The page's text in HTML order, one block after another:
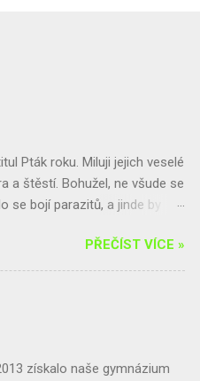
Pták roku. Miluji jejich veselé
a štěstí. Bohužel, ne všude se
bojí parazitů, a jinde by
li s nimi problémy,
jsme pro vás připravili
Přečtěte si speciál
PŘEČÍST VÍCE »
získalo naše gymnázium